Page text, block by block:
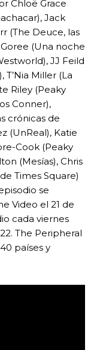
Chloë Grace
Jack
(The Deuce, las
(Una noche
JJ Feild
T’Nia Miller (La
Riley (Peaky
Conner),
crónicas de
(UnReal), Katie
Cook (Peaky
(Mesías), Chris
Times Square)
se
Video el 21 de
cada viernes
The Peripheral
países y